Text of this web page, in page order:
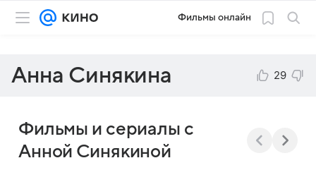
Фильмы онлайн
Анна Синякина 29
Фильмы и сериалы с
Анной Синякиной